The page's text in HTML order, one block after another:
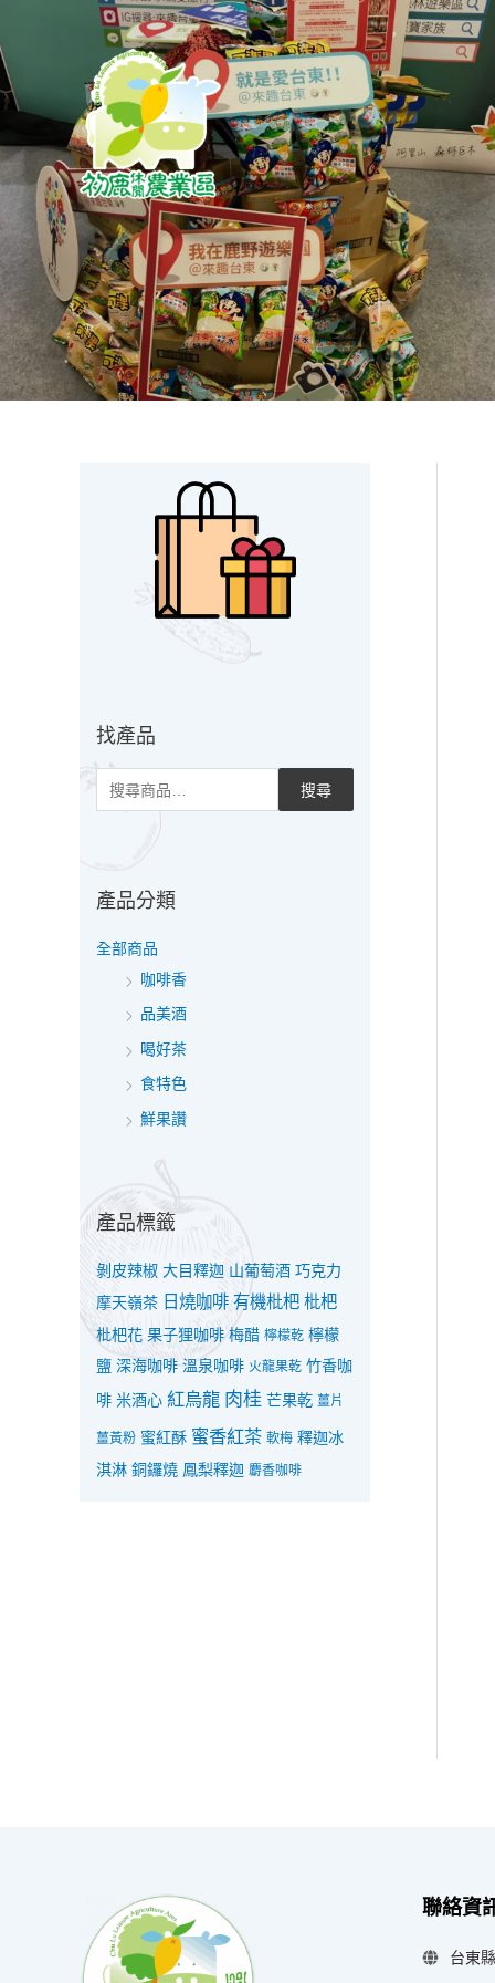
至
主
要
容
找產品
搜尋
產品分類
全部商品
咖啡香
品美酒
喝好茶
食特色
鮮果讚
產品標籤
剝皮辣椒 大目釋迦 山葡萄酒 巧克力
摩天嶺茶 日燒咖啡 有機枇杷 枇杷
枇杷花 果子狸咖啡 梅醋 檸檬乾 檸檬
鹽 深海咖啡 溫泉咖啡 火龍果乾 竹香咖
啡 米酒心 紅烏龍 肉桂 芒果乾 薑片
薑黃粉 蜜紅酥 蜜香紅茶 軟梅 釋迦冰
淇淋 銅鑼燒 鳳梨釋迦 麝香咖啡
聯絡資
台東